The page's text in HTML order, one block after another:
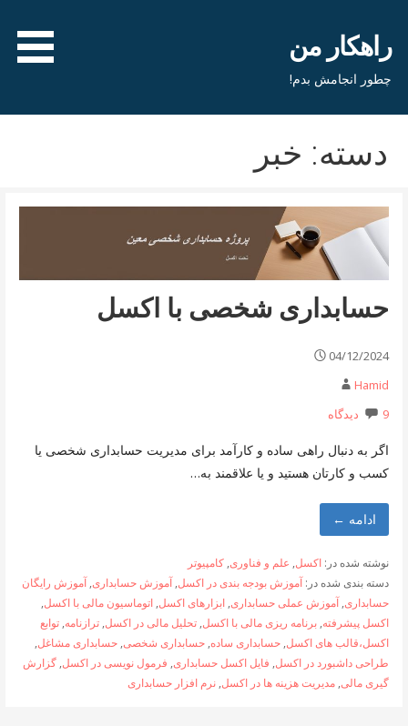
محتواراهکار من
چطور انجامش بدم!
دسته: خبر
حسابداری شخصی با اکسل
04/12/2024
Hamid
9 دیدگاه
اگر به دنبال راهی ساده و کارآمد برای مدیریت حسابداری شخصی یا
کسب و کارتان هستید و یا علاقمند به…
ادامه ←
نوشته شده در: اکسل, علم و فناوری, کامپیوتر
دسته بندی شده در:آموزش بودجه بندی در اکسل,آموزش حسابداری,آموزش رایگان
حسابداری,آموزش عملی حسابداری, ابزارهای اکسل, اتوماسیون مالی با اکسل,
اکسل پیشرفته, برنامه ریزی مالی با اکسل, تحلیل مالی در اکسل, ترازنامه, توابع
اکسل،قالب های اکسل, حسابداری ساده, حسابداری شخصی, حسابداری مشاغل,
طراحی داشبورد در اکسل, فایل اکسل حسابداری, فرمول نویسی در اکسل, گزارش
گیری مالی, مدیریت هزینه ها در اکسل, نرم افزار حسابداری